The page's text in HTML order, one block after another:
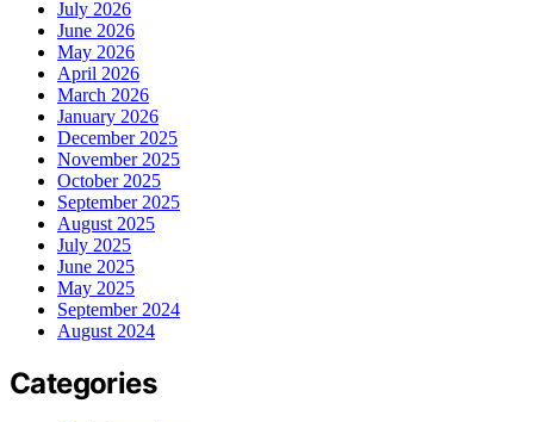
July 2026
June 2026
May 2026
April 2026
March 2026
January 2026
December 2025
November 2025
October 2025
September 2025
August 2025
July 2025
June 2025
May 2025
September 2024
August 2024
Categories